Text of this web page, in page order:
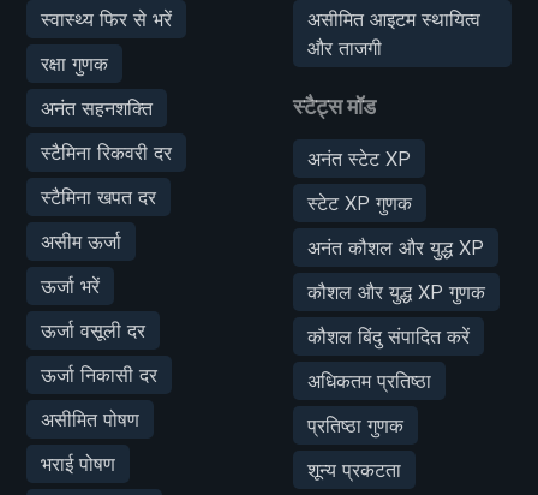
स्वास्थ्य फिर से भरें
रक्षा गुणक
अनंत सहनशक्ति
स्टैमिना रिकवरी दर
स्टैमिना खपत दर
असीम ऊर्जा
ऊर्जा भरें
ऊर्जा वसूली दर
ऊर्जा निकासी दर
असीमित पोषण
भराई पोषण
असीमित आइटम स्थायित्व
और ताजगी
स्टैट्स मॉड
अनंत स्टेट XP
स्टेट XP गुणक
अनंत कौशल और युद्ध XP
कौशल और युद्ध XP गुणक
कौशल बिंदु संपादित करें
अधिकतम प्रतिष्ठा
प्रतिष्ठा गुणक
शून्य प्रकटता